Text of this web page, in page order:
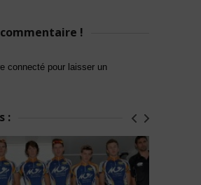
!
connecté pour laisser un
: